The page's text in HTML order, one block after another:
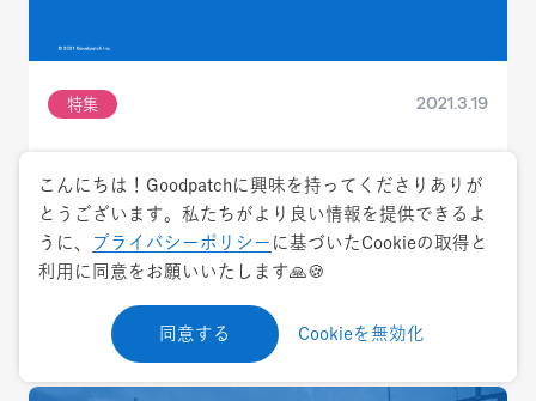
特集 2021.3.19
導入とワンストップの行政サービスを実現~
電子政府先進国のDX事例リサーチ③スウェー
デン編
サービスデザイン
こんにちは！Goodpatchに興味を持ってくださりありが
とうございます。私たちがより良い情報を提供できるよ
うに、
プライバシーポリシー に基づいたCookieの取得と
利用に同意をお願いいたします🙏🍪
同意する Cookieを無効化